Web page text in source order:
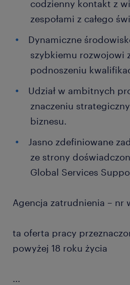
codzienny kontakt z
zespołami z całego
Dynamiczne
szybkiemu rozwojowi
podnoszeniu
Udział w ambitnych
znaczeniu
biznesu.
Jasno zdefiniowane
ze strony
Global Services
Agencja zatrudnienia – nr
ta oferta pracy
powyżej 18 roku życia
...